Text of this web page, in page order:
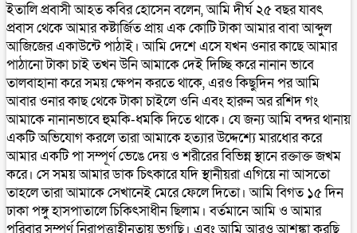
ইতালি প্রবাসী আহত কবির হোসেন বলেন, আমি দীর্ঘ ২৫ বছর যাবৎ
প্রবাস থেকে আমার কষ্টার্জিত প্রায় এক কোটি টাকা আমার বাবা আব্দুল
আজিজের একাউন্টে পাঠাই। আমি দেশে এসে যখন ওনার কাছে আমার
পাঠানো টাকা চাই তখন উনি আমাকে দেই দিচ্ছি করে নানান ভাবে
তালবাহানা করে সময় ক্ষেপন করতে থাকে, এরও কিছুদিন পর আমি
আবার ওনার কাছ থেকে টাকা চাইলে ওনি এবং হারুন অর রশিদ গং
আমাকে নানানভাবে হুমকি-ধমকি দিতে থাকে। যে জন্য আমি বন্দর থানায়
একটি অভিযোগ করলে তারা আমাকে হত্যার উদ্দেশ্যে মারধোর করে
আমার একটি পা সম্পূর্ণ ভেঙে দেয় ও শরীরের বিভিন্ন স্থানে রক্তাক্ত জখম
করে। সে সময় আমার ডাক চিৎকারে যদি স্থানীয়রা এগিয়ে না আসতো
তাহলে তারা আমাকে সেখানেই মেরে ফেলে দিতো। আমি বিগত ১৫ দিন
ঢাকা পঙ্গু হাসপাতালে চিকিৎসাধীন ছিলাম। বর্তমানে আমি ও আমার